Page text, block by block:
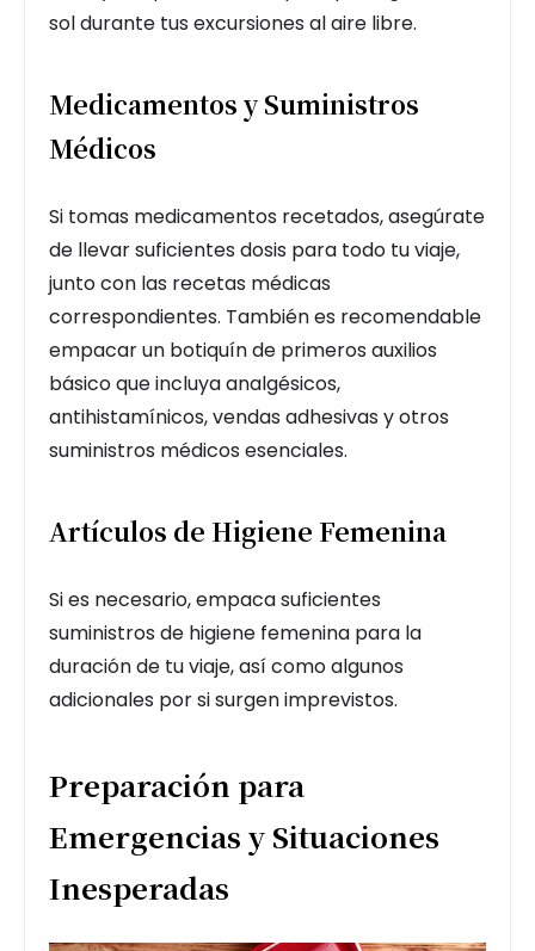
sol durante tus excursiones al aire libre.
Medicamentos y Suministros
Médicos
Si tomas medicamentos recetados, asegúrate
de llevar suficientes dosis para todo tu viaje,
junto con las recetas médicas
correspondientes. También es recomendable
empacar un botiquín de primeros auxilios
básico que incluya analgésicos,
antihistamínicos, vendas adhesivas y otros
suministros médicos esenciales.
Artículos de Higiene Femenina
Si es necesario, empaca suficientes
suministros de higiene femenina para la
duración de tu viaje, así como algunos
adicionales por si surgen imprevistos.
Preparación para
Emergencias y Situaciones
Inesperadas